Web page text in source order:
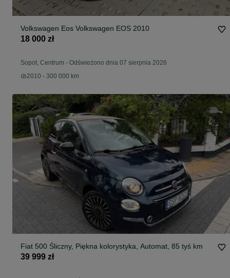
Volkswagen Eos Volkswagen EOS 2010
18 000 zł
Sopot, Centrum - Odświeżono dnia 07 sierpnia 2026
2010 - 300 000 km
Fiat 500 Śliczny, Piękna kolorystyka, Automat, 85 tyś km
39 999 zł